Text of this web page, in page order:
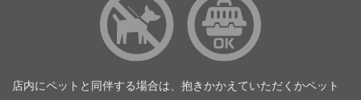
店内にペットと同伴する場合は、抱きかかえていただくかペット